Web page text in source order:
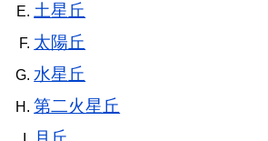
土星丘
太陽丘
水星丘
第二火星丘